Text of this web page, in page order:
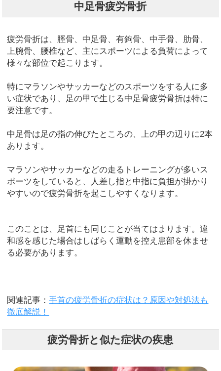
中足骨疲労骨折
疲労骨折は、脛骨、中足骨、有鉤骨、中手骨、肋骨、
上腕骨、腰椎など、主にスポーツによる負荷によって
様々な部位で起こります。
特にマラソンやサッカーなどのスポーツをする人に多
い症状であり、足の甲で生じる中足骨疲労骨折は特に
要注意です。
中足骨は足の指の伸びたところの、上の甲の辺りに2本
あります。
マラソンやサッカーなどの走るトレーニングが多いス
ポーツをしていると、人差し指と中指に負担が掛かり
やすいので疲労骨折を起こしやすくなります。
このことは、足首にも同じことが当てはまります。違
和感を感じた場合はしばらく運動を控え患部を休ませ
る必要があります。
関連記事：手首の疲労骨折の症状は？原因や対処法も
徹底解説！
疲労骨折と似た症状の疾患